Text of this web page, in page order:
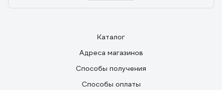
Каталог
Адреса магазинов
Способы получения
Способы оплаты